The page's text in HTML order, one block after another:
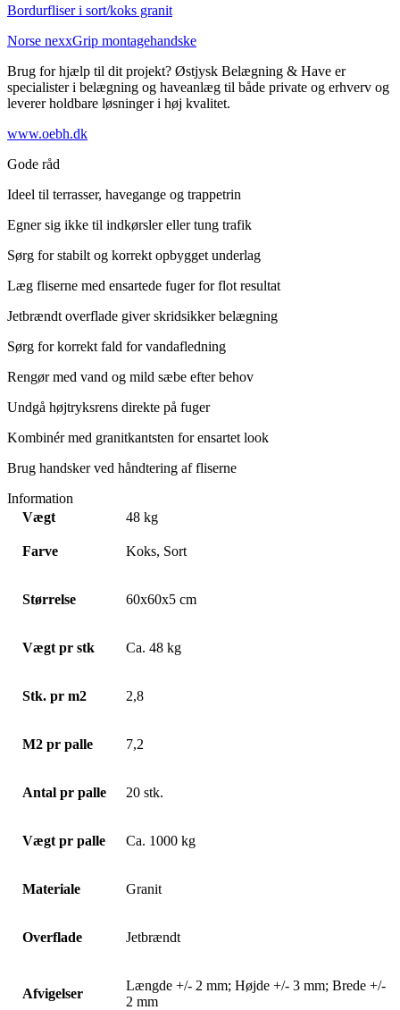
Bordurfliser i sort/koks granit
Norse nexxGrip montagehandske
Brug for hjælp til dit projekt? Østjysk Belægning & Have er
specialister i belægning og haveanlæg til både private og erhverv og
leverer holdbare løsninger i høj kvalitet.
www.oebh.dk
Gode råd
Ideel til terrasser, havegange og trappetrin
Egner sig ikke til indkørsler eller tung trafik
Sørg for stabilt og korrekt opbygget underlag
Læg fliserne med ensartede fuger for flot resultat
Jetbrændt overflade giver skridsikker belægning
Sørg for korrekt fald for vandafledning
Rengør med vand og mild sæbe efter behov
Undgå højtryksrens direkte på fuger
Kombinér med granitkantsten for ensartet look
Brug handsker ved håndtering af fliserne
Information
Vægt
48 kg
Farve Koks, Sort
Størrelse 60x60x5 cm
Vægt pr stk Ca. 48 kg
Stk. pr m2 2,8
M2 pr palle 7,2
Antal pr palle 20 stk.
Vægt pr palle Ca. 1000 kg
Materiale Granit
Overflade Jetbrændt
Afvigelser
Længde +/- 2 mm; Højde +/- 3 mm; Brede +/-
2 mm